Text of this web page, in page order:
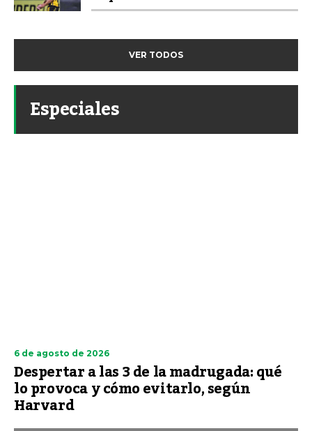
VER TODOS
Especiales
6 de agosto de 2026
Despertar a las 3 de la madrugada: qué
lo provoca y cómo evitarlo, según
Harvard